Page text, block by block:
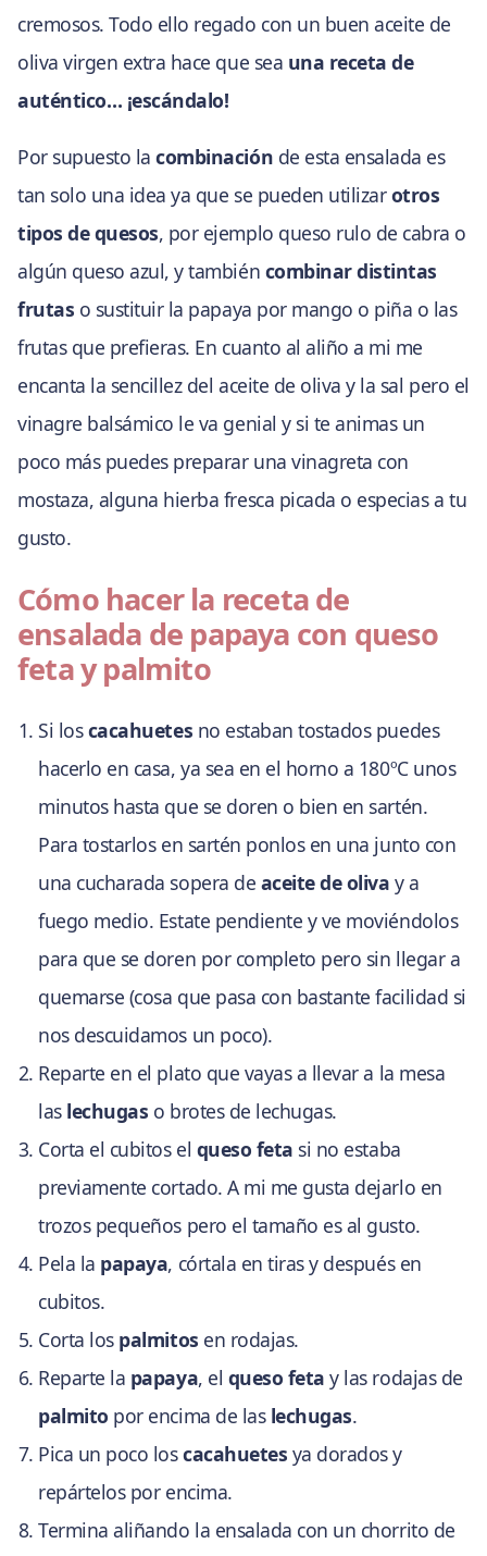
cremosos. Todo ello regado con un buen aceite de
oliva virgen extra hace que sea una receta de
auténtico… ¡escándalo!
Por supuesto lacombinación de esta ensalada es
tan solo una idea ya que se pueden utilizarotros
tipos de quesos, por ejemplo queso rulo de cabra o
algún queso azul, y también combinar distintas
frutas o sustituir la papaya por mango o piña o las
frutas que prefieras. En cuanto al aliño a mi me
encanta la sencillez del aceite de oliva y la sal pero el
vinagre balsámico le va genial y si te animas un
poco más puedes preparar una vinagreta con
mostaza, alguna hierba fresca picada o especias a tu
gusto.
Cómo hacer la receta de
ensalada de papaya con queso
feta y palmito
Si loscacahuetes no estaban tostados puedes
hacerlo en casa, ya sea en el horno a 180ºC unos
minutos hasta que se doren o bien en sartén.
Para tostarlos en sartén ponlos en una junto con
una cucharada sopera de aceite de oliva y a
fuego medio. Estate pendiente y ve moviéndolos
para que se doren por completo pero sin llegar a
quemarse (cosa que pasa con bastante facilidad si
nos descuidamos un poco).
Reparte en el plato que vayas a llevar a la mesa
las lechugas o brotes de lechugas.
Corta el cubitos el queso feta si no estaba
previamente cortado. A mi me gusta dejarlo en
trozos pequeños pero el tamaño es al gusto.
Pela la papaya, córtala en tiras y después en
cubitos.
Corta los palmitos en rodajas.
Reparte la papaya, el queso feta y las rodajas de
palmito por encima de las lechugas.
Pica un poco loscacahuetes ya dorados y
repártelos por encima.
Termina aliñando la ensalada con un chorrito de